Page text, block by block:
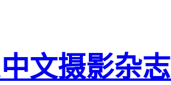
中文摄影杂